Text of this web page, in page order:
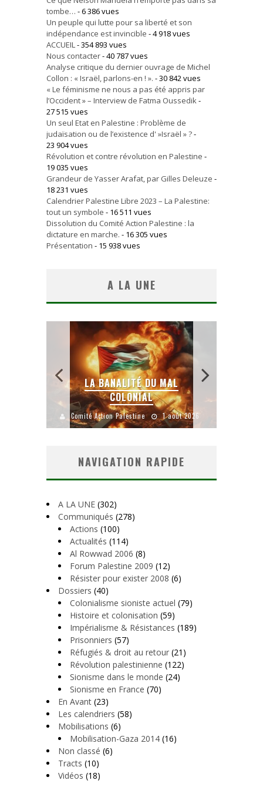
tombe… - 6 386 vues
Un peuple qui lutte pour sa liberté et son
indépendance est invincible - 4 918 vues
ACCUEIL - 354 893 vues
Nous contacter- 40 787 vues
Analyse critique du dernier ouvrage de Michel
Collon : « Israël, parlons-en ! ». - 30 842 vues
« Le féminisme ne nous a pas été appris par
l’Occident » – Interview de Fatma Oussedik -
27 515 vues
Un seul Etat en Palestine : Problème de
judaïsation ou de l’existence d' »Israël » ?-
23 904 vues
Révolution et contre révolution en Palestine -
19 035 vues
Grandeur de Yasser Arafat, par Gilles Deleuze -
18 231 vues
Calendrier Palestine Libre 2023 – La Palestine:
tout un symbole - 16 511 vues
Dissolution du Comité Action Palestine : la
dictature en marche. - 16 305 vues
Présentation - 15 938 vues
A LA UNE
LA BANALITÉ DU MAL
COLONIAL
Comité Action Palestine 1 août 2026
NAVIGATION RAPIDE
A LA UNE (302)
Communiqués (278)
Actions (100)
Actualités (114)
Al Rowwad 2006 (8)
Forum Palestine 2009 (12)
Résister pour exister 2008 (6)
Dossiers (40)
Colonialisme sioniste actuel (79)
Histoire et colonisation (59)
Impérialisme & Résistances (189)
Prisonniers (57)
Réfugiés & droit au retour (21)
Révolution palestinienne (122)
Sionisme dans le monde (24)
Sionisme en France (70)
En Avant (23)
Les calendriers (58)
Mobilisations (6)
Mobilisation-Gaza 2014 (16)
Non classé (6)
Tracts (10)
Vidéos (18)